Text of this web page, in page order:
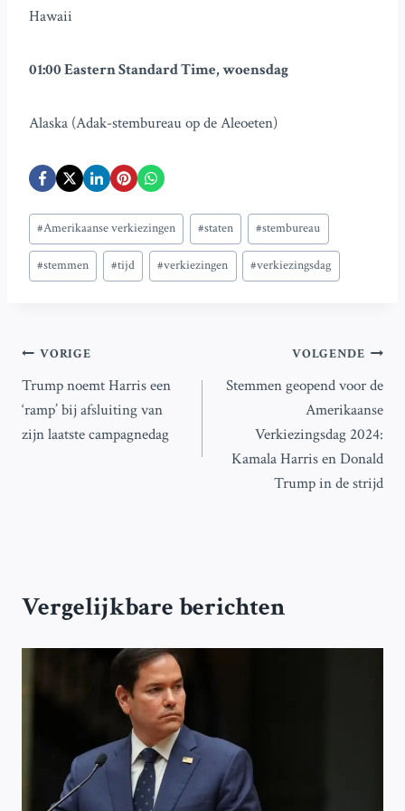
Hawaii
01:00 Eastern Standard Time, woensdag
Alaska (Adak-stembureau op de Aleoeten)
Bericht
tags:
#Amerikaanse verkiezingen #staten #stembureau
#stemmen #tijd #verkiezingen #verkiezingsdag
Bericht
navigatie
VORIGE
Trump noemt Harris een
‘ramp’ bij afsluiting van
zijn laatste campagnedag
VOLGENDE
Stemmen geopend voor de
Amerikaanse
Verkiezingsdag 2024:
Kamala Harris en Donald
Trump in de strijd
Vergelijkbare berichten